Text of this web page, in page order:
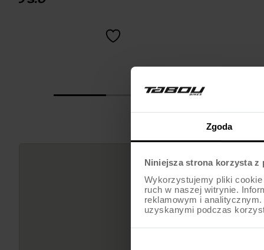
Zgoda
Niniejsza strona korzysta z
Wykorzystujemy pliki
ruch w naszej witrynie.
reklamowym i
uzyskanymi podczas